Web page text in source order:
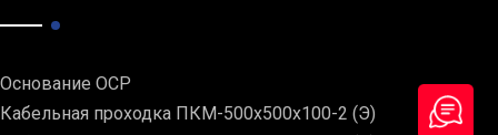
Основание ОСР
Кабельная проходка ПКМ-500х500х100-2 (Э)